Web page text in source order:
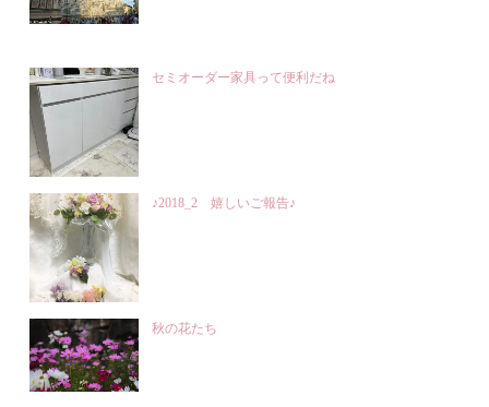
セミオーダー家具って便利だね
♪2018_2 嬉しいご報告♪
秋の花たち